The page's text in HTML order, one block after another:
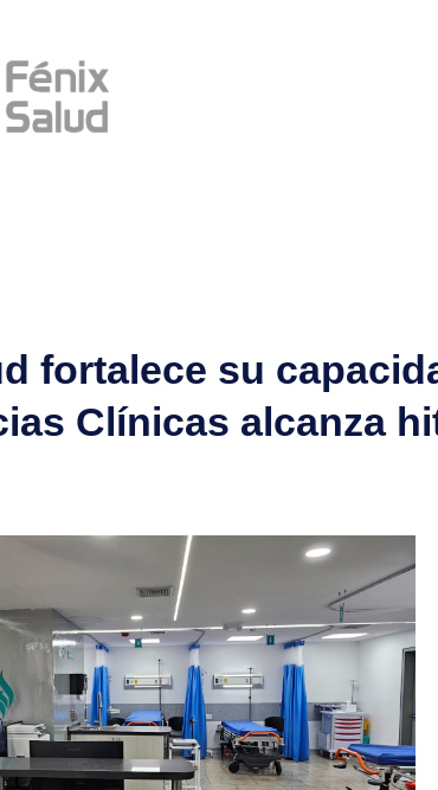
fortalece su
Clínicas alcanza